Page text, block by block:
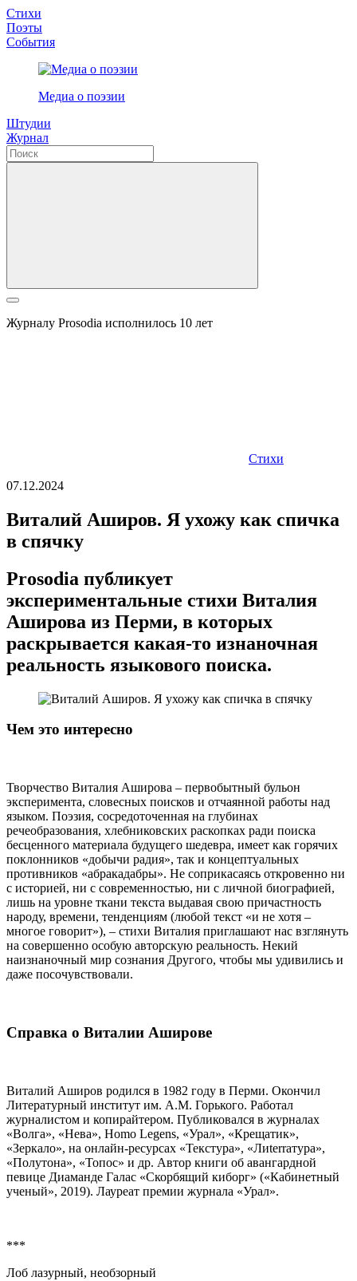
Стихи
Поэты
События
Медиа о поэзии
Штудии
Журнал
Журналу Prosodia исполнилось 10 лет
Стихи
07.12.2024
Виталий Аширов. Я ухожу как спичка
в спячку
Prosodia публикует
экспериментальные стихи Виталия
Аширова из Перми, в которых
раскрывается какая-то изнаночная
реальность языкового поиска.
Чем это интересно
Творчество Виталия Аширова – первобытный бульон
эксперимента, словесных поисков и отчаянной работы над
языком. Поэзия, сосредоточенная на глубинах
речеобразования, хлебниковских раскопках ради поиска
бесценного материала будущего шедевра, имеет как горячих
поклонников «добычи радия», так и концептуальных
противников «абракадабры». Не соприкасаясь откровенно ни
с историей, ни с современностью, ни с личной биографией,
лишь на уровне ткани текста выдавая свою причастность
народу, времени, тенденциям (любой текст «и не хотя –
многое говорит»), – стихи Виталия приглашают нас взглянуть
на совершенно особую авторскую реальность. Некий
наизнаночный мир сознания Другого, чтобы мы удивились и
даже посочувствовали.
Справка о Виталии Аширове
Виталий Аширов родился в 1982 году в Перми. Окончил
Литературный институт им. А.М. Горького. Работал
журналистом и копирайтером. Публиковался в журналах
«Волга», «Нева», Homo Legens, «Урал», «Крещатик»,
«Зеркало», на онлайн-ресурсах «Текстура», «Лиtеrrатура»,
«Полутона», «Топос» и др. Автор книги об авангардной
певице Диаманде Галас «Скорбящий киборг» («Кабинетный
ученый», 2019). Лауреат премии журнала «Урал».
***
Лоб лазурный, необзорный